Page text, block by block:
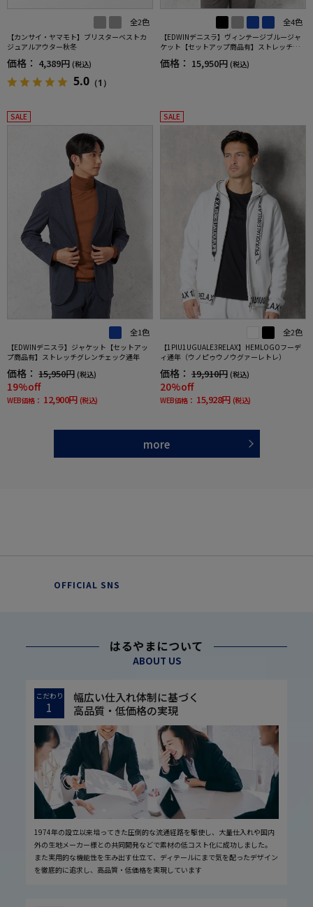
全2色
【カンサイ・ヤマモト】ブリスターベストカ
ジュアルアウター秋冬
価格： 4,389円 (税込)
5.0 （1）
全4色
【EDWINデニスラ】ヴィンテージブルージャ
ケット【セットアップ商品有】ストレッチ無
地通年
価格： 15,950円 (税込)
SALE
全1色
【EDWINデニスラ】ジャケット【セットアッ
プ商品有】ストレッチグレンチェック通年
価格： 15,950円 (税込)
19%off
WEB価格： 12,900円 (税込)
SALE
全2色
【1PIU1UGUALE3RELAX】HEMLOGOフーデ
ィ通年（ウノピゥウノウグァーレトレ）
価格： 19,910円 (税込)
20%off
WEB価格： 15,928円 (税込)
more
OFFICIAL SNS
はるやまについて
ABOUT US
こだわり
1
幅広い仕入れ体制に基づく
高品質・低価格の実現
1974年の設立以来培ってきた圧倒的な流通経路を駆使し、大量仕入れや国内
外の生地メーカー様との共同開発などで素材の低コスト化に成功しました。
また実用的な機能性を生み出す仕立て、ディテールにまで気を配ったデザイン
を徹底的に追求し、高品質・低価格を実現しています